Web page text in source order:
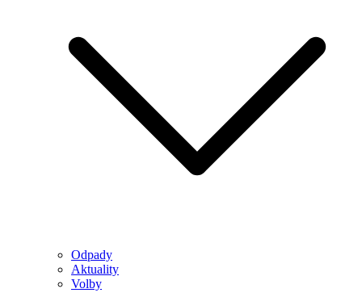
Odpady
Aktuality
Volby